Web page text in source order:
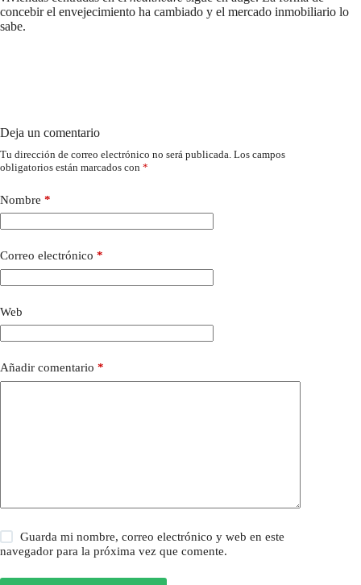
concebir el envejecimiento ha cambiado y el mercado inmobiliario lo
sabe.
Deja un comentario
Tu dirección de correo electrónico no será publicada. Los campos
obligatorios están marcados con *
Nombre *
Correo electrónico *
Web
Añadir comentario *
Guarda mi nombre, correo electrónico y web en este
navegador para la próxima vez que comente.